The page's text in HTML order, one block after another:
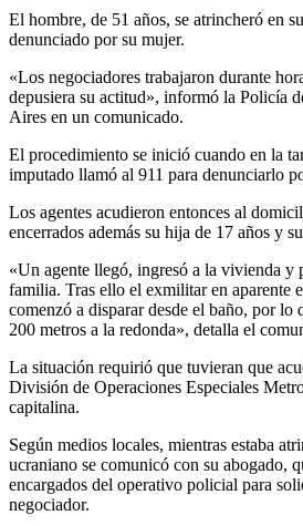
El hombre, de 51 años, se atrincheró en
denunciado por su mujer.
«Los negociadores trabajaron durante
depusiera su actitud», informó la Policía
Aires en un comunicado.
El procedimiento se inició cuando en la
imputado llamó al 911 para denunciarlo
Los agentes acudieron entonces al
encerrados además su hija de 17 años y
«Un agente llegó, ingresó a la vivienda y
familia. Tras ello el exmilitar en aparente
comenzó a disparar desde el baño, por lo
200 metros a la redonda», detalla el
La situación requirió que tuvieran que
División de Operaciones Especiales
capitalina.
Según medios locales, mientras estaba
ucraniano se comunicó con su abogado,
encargados del operativo policial para
negociador.